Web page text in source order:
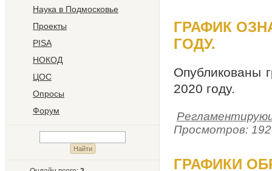
Наука в Подмосковье
Проекты
PISA
НОКОД
ЦОС
Опросы
Форум
ГРАФИК
ГОДУ.
Опубликованы
2020 году.
Просмотров:
ГРАФИКИ